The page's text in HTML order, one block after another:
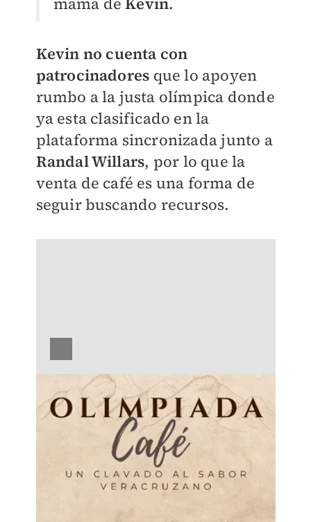
Kevin no cuenta con
patrocinadores que lo apoyen
rumbo a la justa olímpica donde
ya esta clasificado en la
plataforma sincronizada junto a
Randal Willars, por lo que la
venta de café es una forma de
seguir buscando recursos.